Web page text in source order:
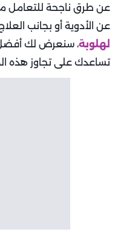
عن طرق ناجحة للتعامل مع
عن الأدوية أو بجانب
لهلوبة، سنعرض لك أفضل
تساعدك على تجاوز هذه